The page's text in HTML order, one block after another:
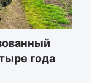
года